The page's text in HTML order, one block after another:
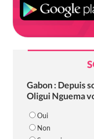
Gabon : Depuis
Oligui Nguema
Oui
Non